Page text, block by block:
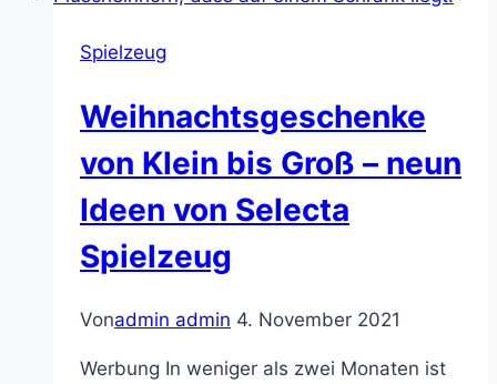
Spielzeug
Weihnachtsgeschenke
von Klein bis Groß – neun
Ideen von Selecta
Spielzeug
Vonadmin admin 4. November 2021
Werbung In weniger als zwei Monaten ist